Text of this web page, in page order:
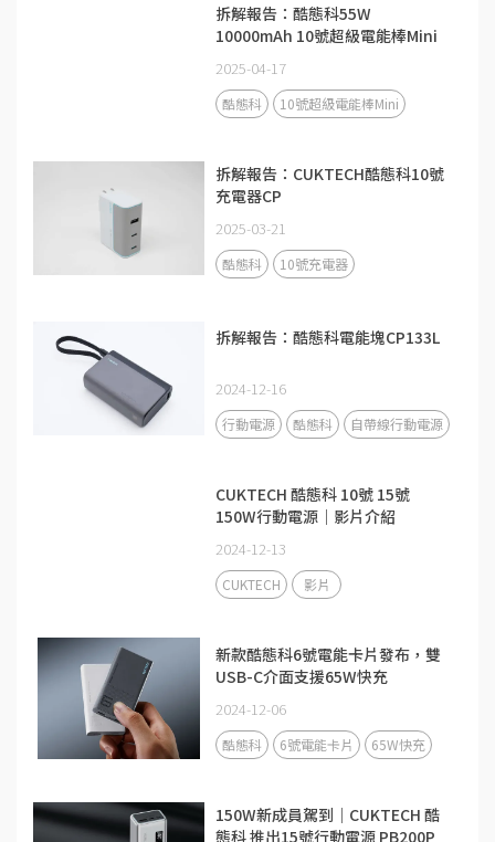
拆解報告：酷態科55W
10000mAh 10號超級電能棒Mini
2025-04-17
酷態科 10號超級電能棒Mini
拆解報告：CUKTECH酷態科10號
充電器CP
2025-03-21
酷態科 10號充電器
拆解報告：酷態科電能塊CP133L
2024-12-16
行動電源 酷態科 自帶線行動電源
CUKTECH 酷態科 10號 15號
150W行動電源｜影片介紹
2024-12-13
CUKTECH 影片
新款酷態科6號電能卡片發布，雙
USB-C介面支援65W快充
2024-12-06
酷態科 6號電能卡片 65W快充
150W新成員駕到｜CUKTECH 酷
態科 推出15號行動電源 PB200P